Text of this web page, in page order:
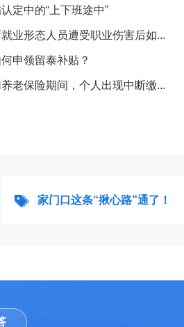
定中的“上下班途中”
业形态人员遭受职业伤害后如...
申领留泰补贴？
老保险期间，个人出现中断缴...
家门口这条“揪心路”通了！